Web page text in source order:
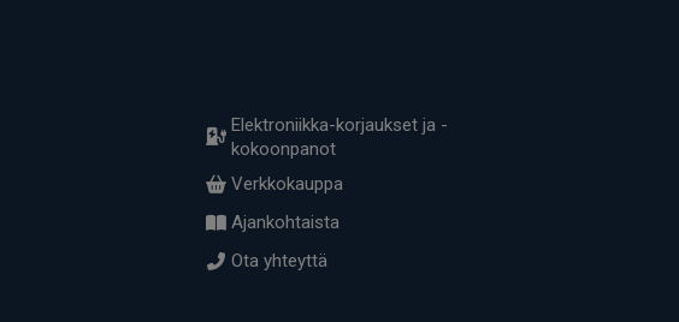
Elektroniikka-korjaukset ja -
kokoonpanot
Verkkokauppa
Ajankohtaista
Ota yhteyttä